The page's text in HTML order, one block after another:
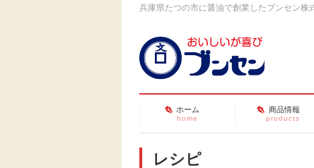
兵庫県たつの市に醤油で創業したブンセン株
ホーム
home
商品情報
products
レシピ